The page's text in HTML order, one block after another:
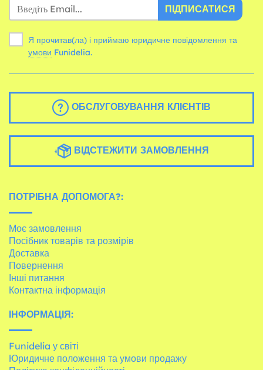
ПІДПИСАТИСЯ
Я прочитав(ла) і приймаю юридичне повідомлення та
умови Funidelia.
ОБСЛУГОВУВАННЯ КЛІЄНТІВ
ВІДСТЕЖИТИ ЗАМОВЛЕННЯ
ПОТРІБНА ДОПОМОГА?:
Моє замовлення
Посібник товарів та розмірів
Доставка
Повернення
Інші питання
Контактна інформація
ІНФОРМАЦІЯ:
Funidelia у світі
Юридичне положення та умови продажу